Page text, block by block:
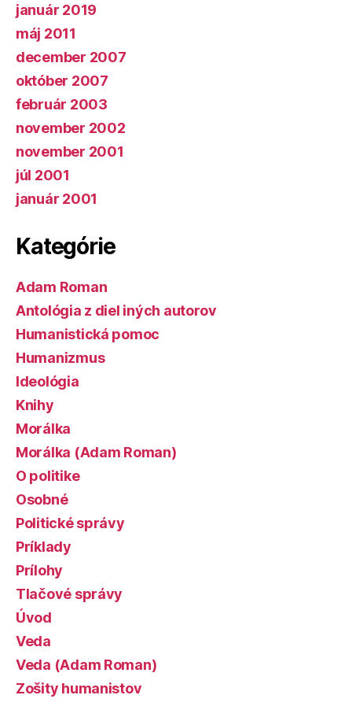
január 2019
máj 2011
december 2007
október 2007
február 2003
november 2002
november 2001
júl 2001
január 2001
Kategórie
Adam Roman
Antológia z diel iných autorov
Humanistická pomoc
Humanizmus
Ideológia
Knihy
Morálka
Morálka (Adam Roman)
O politike
Osobné
Politické správy
Príklady
Prílohy
Tlačové správy
Úvod
Veda
Veda (Adam Roman)
Zošity humanistov